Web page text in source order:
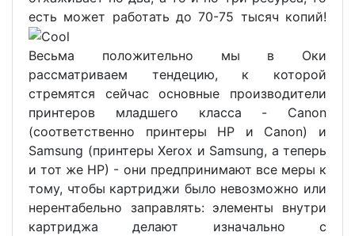
есть может работать до 70-75 тысяч копий!
Весьма положительно мы в Оки
рассматриваем тендецию, к которой
стремятся сейчас основные производители
принтеров младшего класса - Canon
(соответственно принтеры НР и Canon) и
Samsung (принтеры Xerox и Samsung, а теперь
и тот же HP) - они предпринимают все меры к
тому, чтобы картриджи было невозможно или
нерентабельно заправлять: элементы внутри
картриджа делают изначально с